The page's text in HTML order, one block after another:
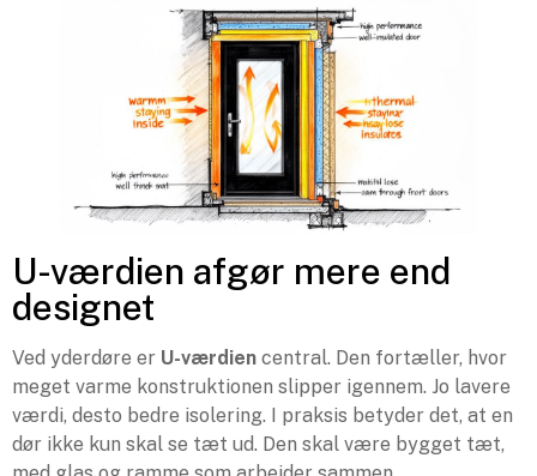
U-værdien afgør mere end
designet
Ved yderdøre er U-værdien central. Den fortæller, hvor
meget varme konstruktionen slipper igennem. Jo lavere
værdi, desto bedre isolering. I praksis betyder det, at en
dør ikke kun skal se tæt ud. Den skal være bygget tæt,